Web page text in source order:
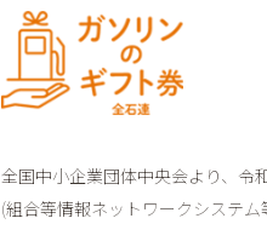
全国中小企業団体中央会より、 令
(組合等情報ネットワークシステム